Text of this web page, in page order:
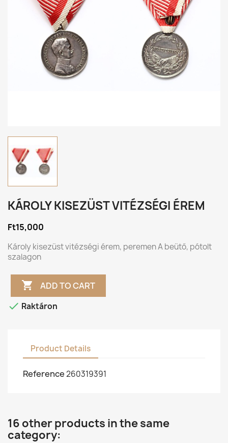
KÁROLY KISEZÜST VITÉZSÉGI ÉREM
Ft15,000
Károly kisezüst vitézségi érem, peremen A beütő, pótolt
szalagon
 ADD TO CART
 Raktáron
Product Details
Reference260319391
16 other products in the same
category: